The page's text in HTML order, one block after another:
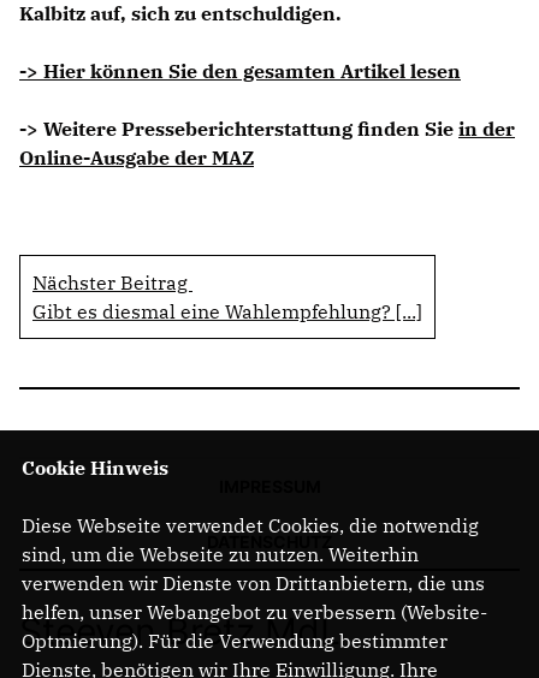
Kalbitz auf, sich zu entschuldigen.
-> Hier können Sie den gesamten Artikel lesen
-> Weitere Presseberichterstattung finden Sie in der
Online-Ausgabe der MAZ
Nächster Beitrag
Gibt es diesmal eine Wahlempfehlung? [...]
Steeven Bretz MdL
Cookie Hinweis
Diese Webseite verwendet Cookies, die notwendig
sind, um die Webseite zu nutzen. Weiterhin
verwenden wir Dienste von Drittanbietern, die uns
helfen, unser Webangebot zu verbessern (Website-
Optmierung). Für die Verwendung bestimmter
Dienste, benötigen wir Ihre Einwilligung. Ihre